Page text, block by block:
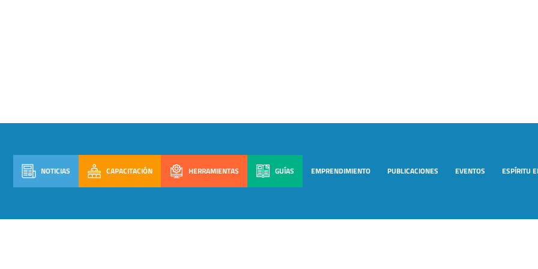
NOTICIAS CAPACITACIÓN HERRAMIENTAS GUÍAS EMPRENDIMIENTO PUBLICACIONES EVENTOS ESPÍRITU